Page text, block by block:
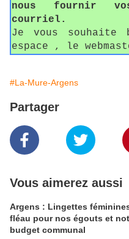
nous fournir
courriel.
Je vous
espace , le
#La-Mure-Argens
Partager
Vous aimerez aussi
Argens : Lingettes
fléau pour nos égouts et
budget communal